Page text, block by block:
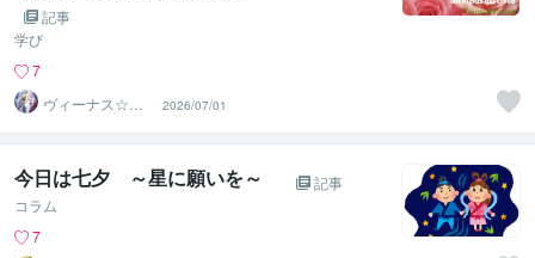
記事
学び
7
ヴィーナス☆パ
ワー
2026/07/01
今日は七夕 ～星に願いを～
記事
コラム
7